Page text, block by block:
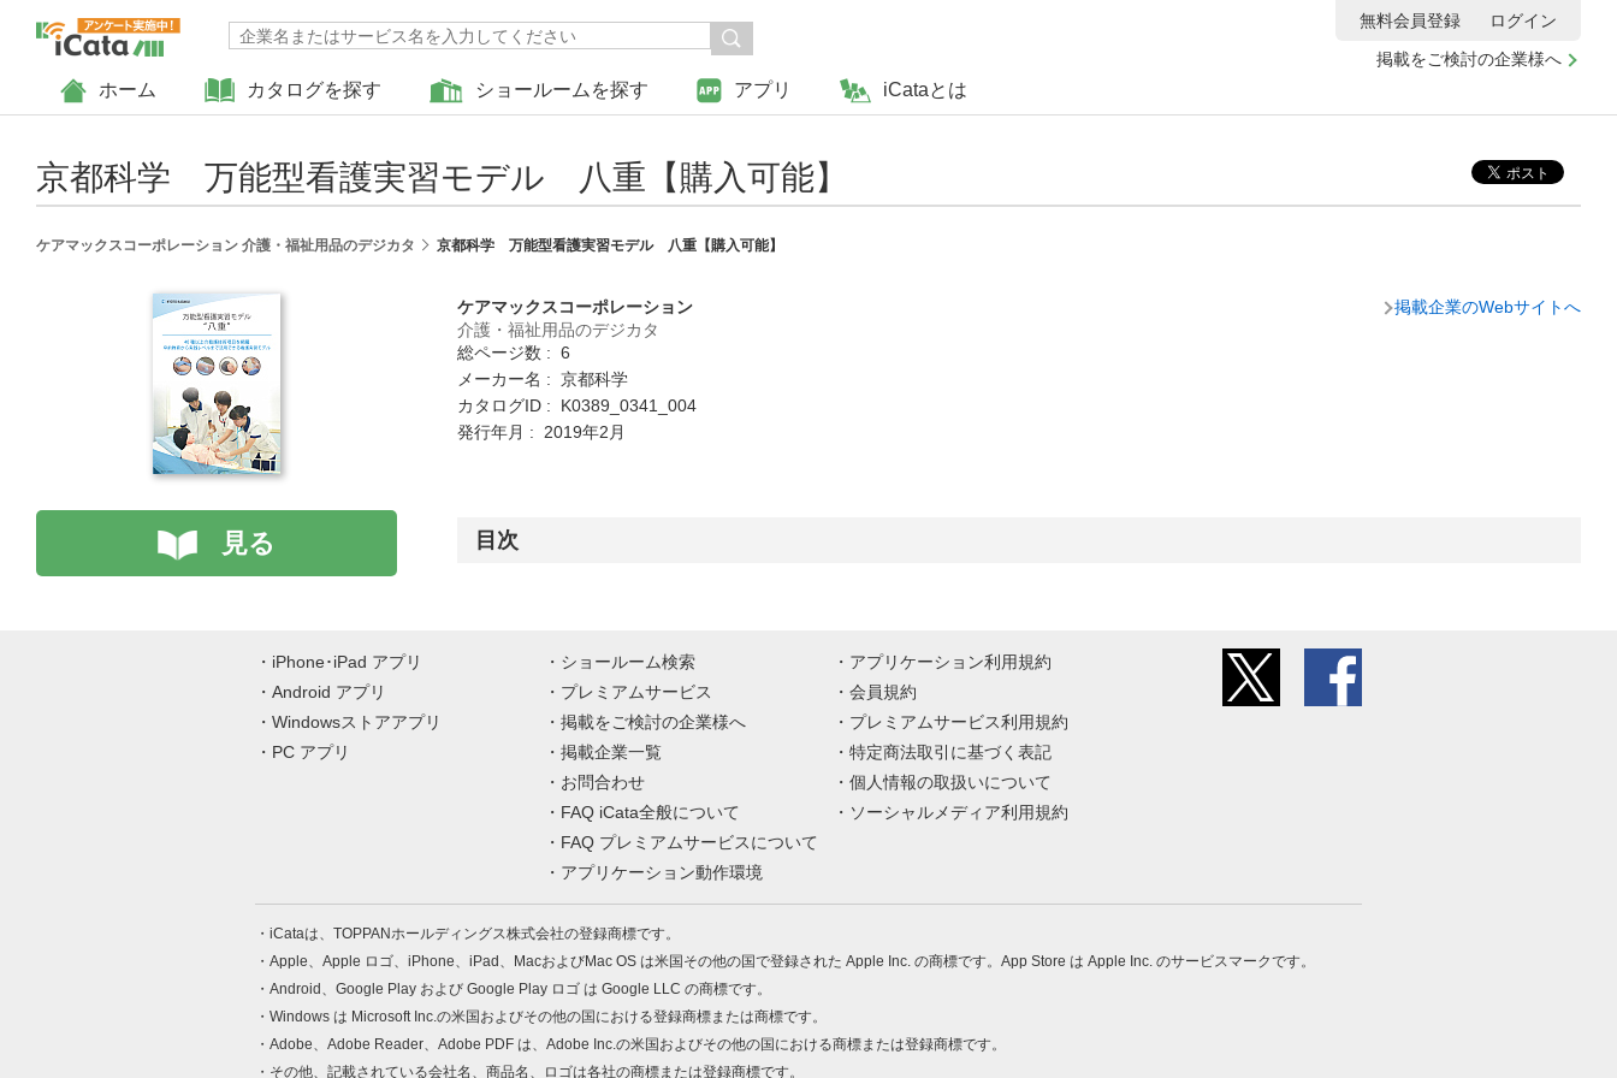
ホーム カタログを探す ショールームを探す アプリ iCataとは
掲載をご検討の企業様へ
無料会員登録 ログイン
京都科学 万能型看護実習モデル 八重【購入可能】
ケアマックスコーポレーション 介護・福祉用品のデジカタ 京都科学 万能型看護実習モデル 八重【購入可能】
見る
ケアマックスコーポレーション
介護・福祉用品のデジカタ
総ページ数 : 6
メーカー名 : 京都科学
カタログID : K0389_0341_004
発行年月 : 2019年2月
掲載企業のWebサイトへ
目次
iPhone･iPad アプリ
Android アプリ
Windowsストアアプリ
PC アプリ
ショールーム検索
プレミアムサービス
掲載をご検討の企業様へ
掲載企業一覧
お問合わせ
FAQ iCata全般について
FAQ プレミアムサービスについて
アプリケーション動作環境
アプリケーション利用規約
会員規約
プレミアムサービス利用規約
特定商法取引に基づく表記
個人情報の取扱いについて
ソーシャルメディア利用規約
iCataは、TOPPANホールディングス株式会社の登録商標です。
Apple、Apple ロゴ、iPhone、iPad、MacおよびMac OS は米国その他の国で登録された Apple Inc. の商標です。App Store は Apple Inc. のサービスマークです。
Android、Google Play および Google Play ロゴ は Google LLC の商標です。
Windows は Microsoft Inc.の米国およびその他の国における登録商標または商標です。
Adobe、Adobe Reader、Adobe PDF は、Adobe Inc.の米国およびその他の国における商標または登録商標です。
その他、記載されている会社名、商品名、ロゴは各社の商標または登録商標です。